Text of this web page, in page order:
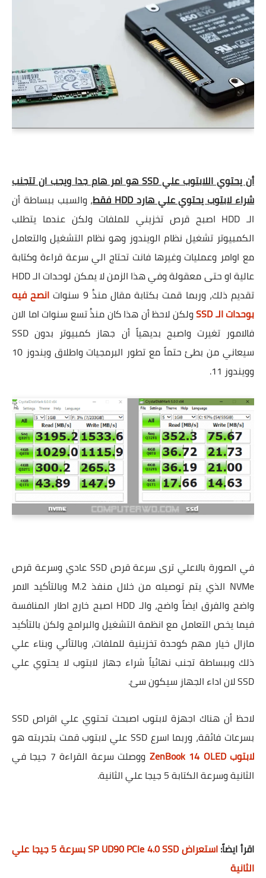
أن يحتوي اللابتوب علي SSD هو امر هام جدا ويجب ان تتجنب
شراء لابتوب يحتوي علي هارد HDD فقط
، والسبب ببساطة أن
الـ HDD اصبح قرص تخزيني للملفات ولكن عندما يتطلب
الكمبيوتر تشغيل نظام الويندوز وهو نظام التشغيل والتعامل
مع اوامر وعمليات وغيرها فانت تحتاج الي سرعة قراءة وكتابة
عالية او حتى معقولة وفي هذا الزمن لا يمكن لوحدات الـ HDD
تقديم ذلك، وربما قمت بكتابة مقال منذُ 9 سنوات
انصح فيه
بوحدات الـ SSD
ولكن لاحظ أن هذا كان منذُ تسع سنوات اما الان
فالامور تغيرت واصبح بديهياً أن جهاز كمبيوتر بدون SSD
سيعاني من بطئ حتماً مع تطور البرمجيات واطلاق ويندوز 10
وويندوز 11.
في الصورة بالاعلي ترى سرعة قرص SSD عادي وسرعة قرص
NVMe الذي يتم توصيله من خلال منفذ M.2 وبالتأكيد الامر
واضح والفرق ايضاً واضح، والـ HDD اصبح خارج اطار المنافسة
فيما يخص التعامل مع انظمة التشغيل والبرامج ولكن بالتأكيد
مازال خيار مهم كوحدة تخزينية للملفات، وبالتألي وبناء علي
ذلك وببساطة تجنب نهائياً شراء جهاز لابتوب لا يحتوي علي
SSD لان اداء الجهاز سيكون سئ.
لاحظ أن هناك اجهزة لابتوب اصبحت تحتوي علي اقراص SSD
بسرعات فائقة، وربما اسرع SSD علي لابتوب قمت بتجربته هو
لابتوب ZenBook 14 OLED
ووصلت سرعة القراءة 7 جيجا في
الثانية وسرعة الكتابة 5 جيجا علي الثانية.
اقرأ ايضاً:
استعراض SP UD90 PCIe 4.0 SSD بسرعة 5 جيجا علي
الثانية